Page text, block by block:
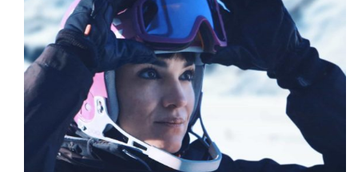
IRENE VILLA: "SABER QUE SE PUEDE". TALKS AT GOOGLE